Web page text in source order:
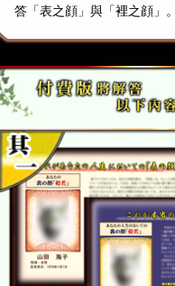
答「表之顔」與「裡之顔」。